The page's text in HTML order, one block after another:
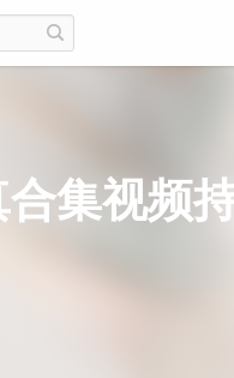
集视频